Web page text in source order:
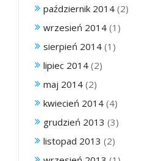
październik 2014 (2)
wrzesień 2014 (1)
sierpień 2014 (1)
lipiec 2014 (2)
maj 2014 (2)
kwiecień 2014 (4)
grudzień 2013 (3)
listopad 2013 (2)